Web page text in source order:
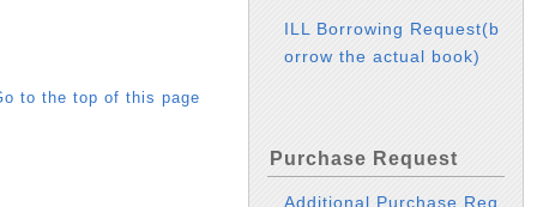
to the top of this page
ILL Borrowing Request(b
orrow the actual book)
Purchase Request
Additional Purchase Req